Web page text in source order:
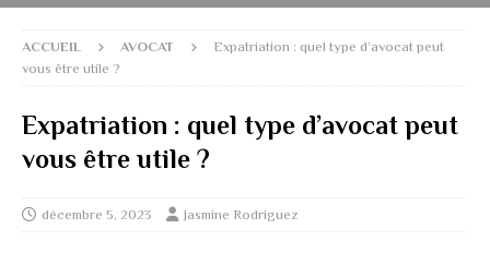
ACCUEIL AVOCAT
Expatriation : quel type d’avocat peut
vous être utile ?
Expatriation : quel type d’avocat peut
vous être utile ?
décembre 5, 2023 Jasmine Rodriguez